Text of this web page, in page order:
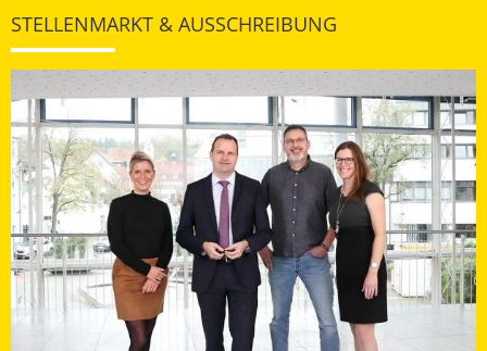
STELLENMARKT & AUSSCHREIBUNG